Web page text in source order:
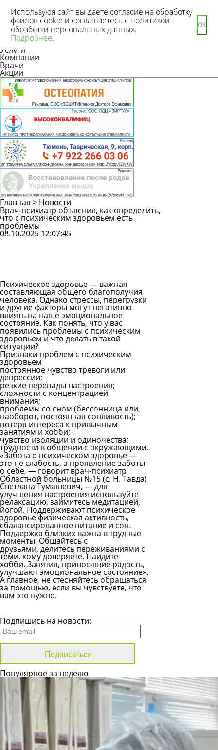
Новости
Статьи
Услуги
Компании
Врачи
Акции
Главная > Новости
Врач-психиатр объяснил, как определить,
что с психическим здоровьем есть
проблемы
08.10.2025 12:07:45
Психическое здоровье — важная
составляющая общего благополучия
человека. Однако стрессы, перегрузки
и другие факторы могут негативно
влиять на наше эмоциональное
состояние. Как понять, что у вас
появились проблемы с психическим
здоровьем и что делать в такой
ситуации?
Признаки проблем с психическим
здоровьем
постоянное чувство тревоги или
депрессии;
резкие перепады настроения;
сложности с концентрацией
внимания;
проблемы со сном (бессонница или,
наоборот, постоянная сонливость);
потеря интереса к привычным
занятиям и хобби;
чувство изоляции и одиночества;
трудности в общении с окружающими.
«Забота о психическом здоровье —
это не слабость, а проявление заботы
о себе, — говорит врач-психиатр
Областной больницы №15 (с. Н. Тавда)
Светлана Тумашевич, — для
улучшения настроения используйте
релаксацию, займитесь медитацией,
йогой. Поддерживают психическое
здоровье физическая активность,
сбалансированное питание и сон.
Поддержка близких важна в трудные
моменты. Общайтесь с
друзьями, делитесь переживаниями с
теми, кому доверяете. Найдите
хобби. Занятия, приносящие радость,
улучшают эмоциональное состояние».
А главное, не стесняйтесь обращаться
за помощью, если вы чувствуете, что
вам это нужно.
Подпишись на новости:
Популярное за неделю
Используюя сайт вы даете согласие на обработку
файлов cookie и соглашаетесь с политикой
обработки персональных данных.
Подробнее.
ОК